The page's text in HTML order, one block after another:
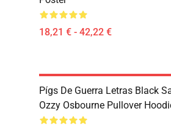
18,21 € - 42,22 €
Pígs De Guerra Letras Black
Ozzy Osbourne Pullover